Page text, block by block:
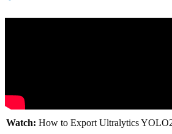
Watch: How to Export Ultralytics